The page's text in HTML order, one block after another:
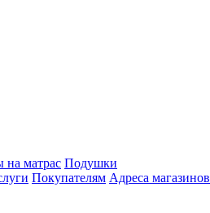
на матрас Подушки
Покупателям Адреса магазинов